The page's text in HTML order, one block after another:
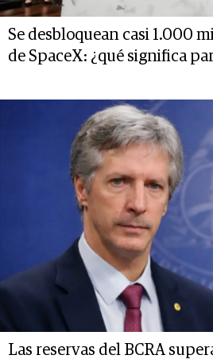
Se desbloquean casi 1.000
de SpaceX: ¿qué significa
Las reservas del BCRA